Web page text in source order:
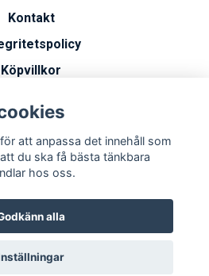
Kontakt
Köpvillkor
frågor
Miljöarbete
att anpassa det innehåll som
du ska få bästa tänkbara
hos oss.
alla